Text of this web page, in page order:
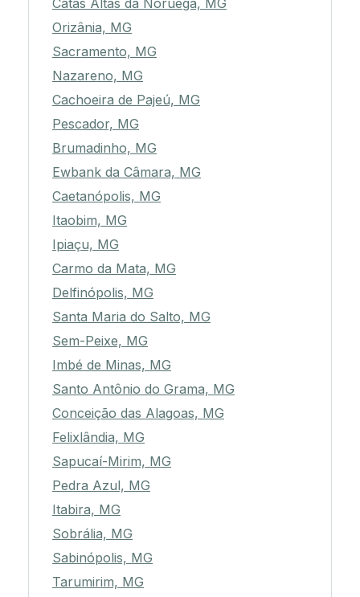
Catas Altas da Noruega, MG
Orizânia, MG
Sacramento, MG
Nazareno, MG
Cachoeira de Pajeú, MG
Pescador, MG
Brumadinho, MG
Ewbank da Câmara, MG
Caetanópolis, MG
Itaobim, MG
Ipiaçu, MG
Carmo da Mata, MG
Delfinópolis, MG
Santa Maria do Salto, MG
Sem-Peixe, MG
Imbé de Minas, MG
Santo Antônio do Grama, MG
Conceição das Alagoas, MG
Felixlândia, MG
Sapucaí-Mirim, MG
Pedra Azul, MG
Itabira, MG
Sobrália, MG
Sabinópolis, MG
Tarumirim, MG